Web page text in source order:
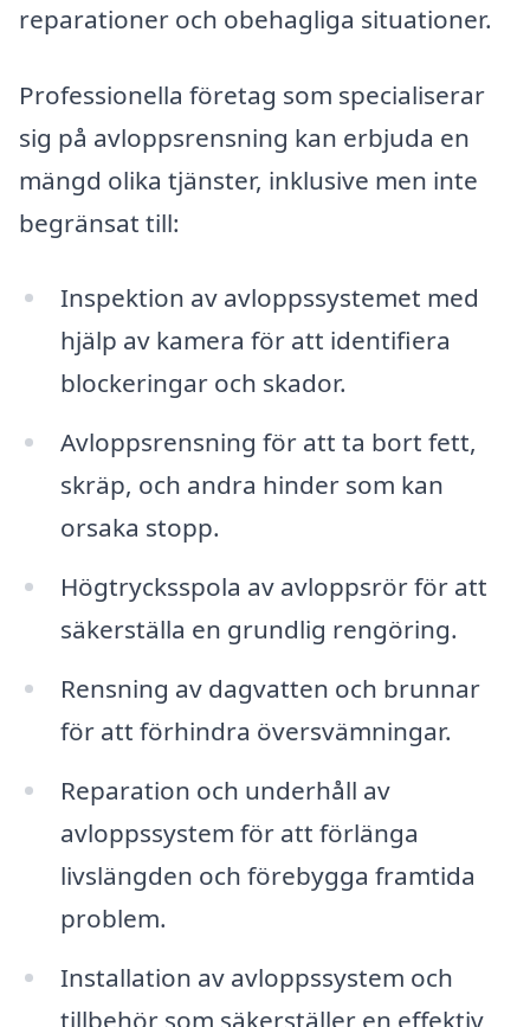
reparationer och obehagliga situationer.
Professionella företag som specialiserar
sig på avloppsrensning kan erbjuda en
mängd olika tjänster, inklusive men inte
begränsat till:
Inspektion av avloppssystemet med
hjälp av kamera för att identifiera
blockeringar och skador.
Avloppsrensning för att ta bort fett,
skräp, och andra hinder som kan
orsaka stopp.
Högtrycksspola av avloppsrör för att
säkerställa en grundlig rengöring.
Rensning av dagvatten och brunnar
för att förhindra översvämningar.
Reparation och underhåll av
avloppssystem för att förlänga
livslängden och förebygga framtida
problem.
Installation av avloppssystem och
tillbehör som säkerställer en effektiv